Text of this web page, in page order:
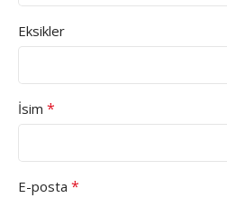
Eksikler
İsim *
E-posta *